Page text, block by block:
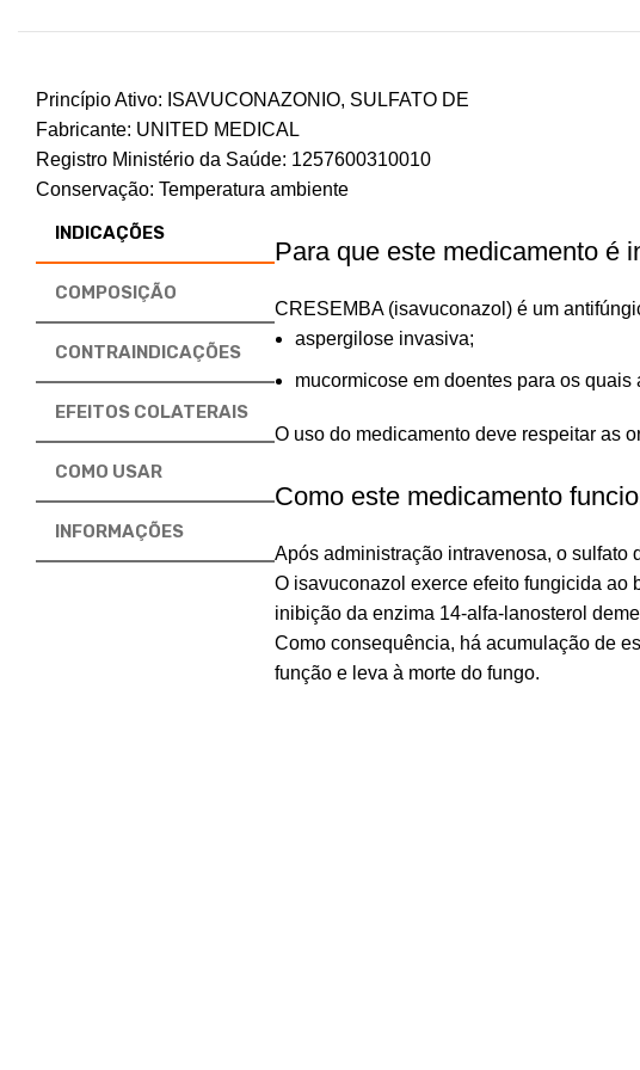
Princípio Ativo: ISAVUCONAZONIO, SULFATO DE
Fabricante: UNITED MEDICAL
Registro Ministério da Saúde: 1257600310010
Conservação: Temperatura ambiente
INDICAÇÕES
COMPOSIÇÃO
CONTRAINDICAÇÕES
EFEITOS COLATERAIS
COMO USAR
INFORMAÇÕES
Para que este medicamento é
CRESEMBA (isavuconazol) é um
aspergilose invasiva;
mucormicose em doentes para os
O uso do medicamento deve respeitar as
Como este medicamento
Após administração intravenosa, o sulfato
O isavuconazol exerce efeito fungicida ao
inibição da enzima 14-alfa-lanosterol
Como consequência, há acumulação de
função e leva à morte do fungo.